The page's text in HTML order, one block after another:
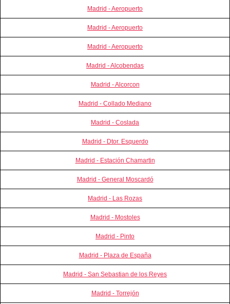
Madrid - Aeropuerto
Madrid - Aeropuerto
Madrid - Aeropuerto
Madrid - Alcobendas
Madrid - Alcorcon
Madrid - Collado Mediano
Madrid - Coslada
Madrid - Dtor. Esquerdo
Madrid - Estación Chamartin
Madrid - General Moscardó
Madrid - Las Rozas
Madrid - Mostoles
Madrid - Pinto
Madrid - Plaza de España
Madrid - San Sebastian de los Reyes
Madrid - Torrejón